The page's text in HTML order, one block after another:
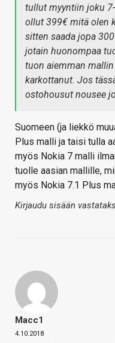
tullut myyntiin joku
ollut 399€ mitä olen
sitten saada jopa
jotain huonompaa
tuon aiemman
karkottanut. Jos
ostohousut nousee
Suomeen (ja liekkö
Plus malli ja taisi tulla
myös Nokia 7 malli
tuolle aasian mallille,
myös Nokia 7.1 Plus
Kirjaudu sisään
Macc1
4.10.2018